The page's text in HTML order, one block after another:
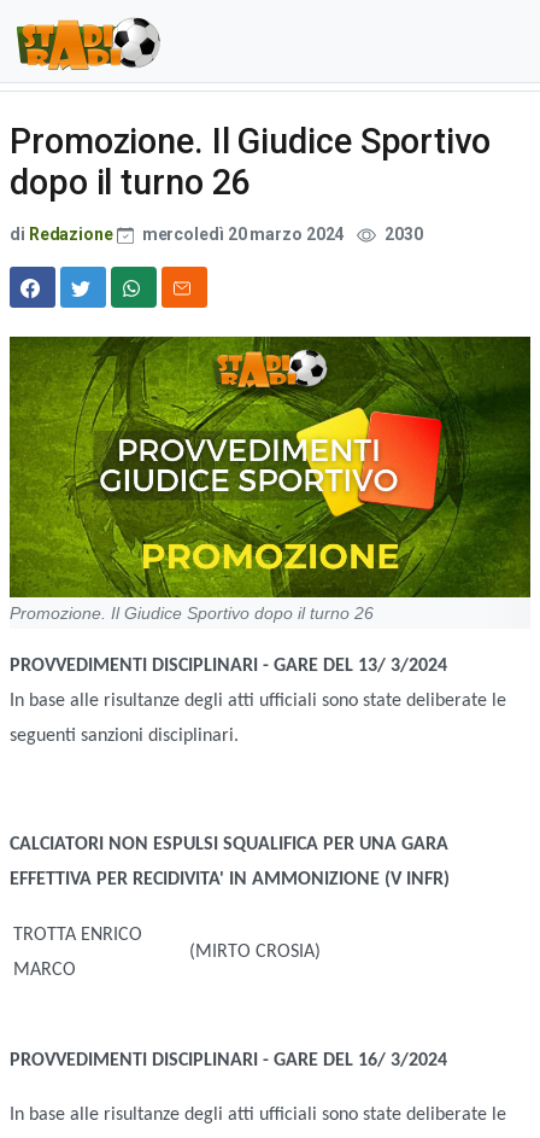
Promozione. Il Giudice Sportivo
dopo il turno 26
di Redazione mercoledì 20 marzo 2024 2030
Promozione. Il Giudice Sportivo dopo il turno 26
PROVVEDIMENTI DISCIPLINARI - GARE DEL 13/ 3/2024
In base alle risultanze degli atti ufficiali sono state deliberate le
seguenti sanzioni disciplinari.
CALCIATORI NON ESPULSI SQUALIFICA PER UNA GARA
EFFETTIVA PER RECIDIVITA' IN AMMONIZIONE (V INFR)
TROTTA ENRICO
MARCO
(MIRTO CROSIA)
PROVVEDIMENTI DISCIPLINARI - GARE DEL 16/ 3/2024
In base alle risultanze degli atti ufficiali sono state deliberate le